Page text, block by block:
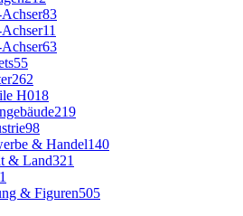
83
11
63
55
262
H018
219
98
& Handel140
& Land321
& Figuren505